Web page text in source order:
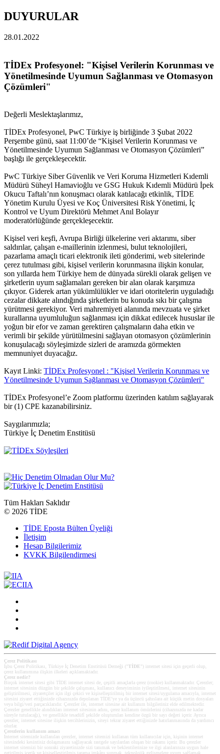
DUYURULAR
28.01.2022
TİDEx Profesyonel: "Kişisel Verilerin Korunması ve
Yönetilmesinde Uyumun Sağlanması ve Otomasyon
Çözümleri"
Değerli Meslektaşlarımız,
TİDEx Profesyonel, PwC Türkiye iş birliğinde 3 Şubat 2022
Perşembe günü, saat 11:00’de “Kişisel Verilerin Korunması ve
Yönetilmesinde Uyumun Sağlanması ve Otomasyon Çözümleri”
başlığı ile gerçekleşecektir.
PwC Türkiye Siber Güvenlik ve Veri Koruma Hizmetleri Kıdemli
Müdürü Süheyl Hamavioğlu ve GSG Hukuk Kıdemli Müdürü İpek
Okucu Taftalı’nın konuşmacı olarak katılacağı etkinlik, TİDE
Yönetim Kurulu Üyesi ve Koç Üniversitesi Risk Yönetimi, İç
Kontrol ve Uyum Direktörü Mehmet Anıl Bolayır
moderatörlüğünde gerçekleşecektir.
Kişisel veri keşfi, Avrupa Birliği ülkelerine veri aktarımı, siber
saldırılar, çalışan e-maillerinin izlenmesi, bulut teknolojileri,
pazarlama amaçlı ticari elektronik ileti gönderimi, web sitelerinde
çerez tutulması gibi, kişisel verilerin korunmasına ilişkin konular,
son yıllarda hem Türkiye hem de dünyada sürekli olarak gelişen ve
şirketlerin uyum sağlamaları gereken bir alan olarak karşımıza
çıkıyor. Giderek artan yükümlülükler ve idari otoritelerin uyguladığı
cezalar dikkate alındığında şirketlerin bu konuda sıkı bir çalışma
yürütmesi gerekiyor. Veri mahremiyeti alanında mevzuata ve şirket
kurallarına uyumluluğun sağlanması için dikkat edilecek hususlar ile
yoğun bir efor ve zaman gerektiren çalışmaların daha etkin ve
verimli bir şekilde yürütülmesini sağlayan otomasyon çözümlerinin
konuşulacağı söyleşimizde sizleri de aramızda görmekten
memnuniyet duyacağız.
Kayıt Linki: TİDEx Profesyonel : "Kişisel Verilerin Korunması ve
Yönetilmesinde Uyumun Sağlanması ve Otomasyon Çözümleri"
TİDEx Profesyonel’e Zoom platformu üzerinden katılım sağlayarak
bir (1) CPE kazanabilirsiniz.
Saygılarımızla;
Türkiye İç Denetim Enstitüsü
Tüm Hakları Saklıdır
© 2026 TİDE
TİDE Eposta Bülten Üyeliği
İletişim
Hesap Bilgilerimiz
KVKK Bilgilendirmesi
Çerez Politikası
İşbu Çerez Politikası, Türkiye İç Denetim Enstitüsü Derneği (" TİDE ") internet sitesi için geçerli olup,
çerez kullanımına ilişkin ilkeleri açıklamaktadır.
Çerez nedir?
Birçok internet sitesi gibi TİDE internet sitesi de, çeşitli amaçlarla çerez (cookie) kullanmaktadır. Çerezler;
internet sitesinin düzgün bir şekilde çalışması, kullanıcı deneyiminin iyileştirilmesi, internet sitesinin
geliştirilmesi, ziyaretçiler için ilgi çekici ve kişiselleştirilmiş bir internet sitesi/uygulama amacıyla, internet
sitesini ziyaret ettiğinizde cihazınızda depolanan TİDE’ye ya da üçüncü şahıslara ait küçük metin dosyaları
veya bilgi/veri parçacıklarıdır. Çerezler ile, internet sitesine ait kullanım bilgileriniz elde edilmektedir.
Çerezler genellikle alındıkları internet sitesinin adını, çerez kullanım ömürlerini (cihazınızda ne kadar
süreyle tutulacağı), ve genellikle tesadüfî şekilde oluşturulan kendine özgü bir sayı değeri içerir. Ayrıca
çerezler, internet sitesine ilişkin tercihlerinizin, siteyi tekrar ziyaret ettiğinizde hatırlanmasında da yardımcı
olurlar.
Çerezlerin kullanım amacı
Internet sitemizde kullanılan çerezler, internet sitemizi kullanan tüm kullanıcılar için, kişinin internet
sitesindeki kesintisiz dolaşmasını sağlayacak rastgele sayılardan oluşan bir rakamı içerir. Bu çerezler
internet sitemizi bir sonraki ziyaretinizde sizi tanımak ve beklentilerinize ve ilgi alanlarınıza uygun hale
getirilmiş içerik ve kişiselleştirilmiş tarama imkânı sunmak, teknolojik gelişmelere uyum sağlamak,